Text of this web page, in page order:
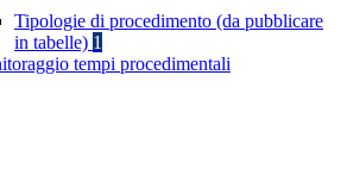
Tipologie di procedimento (da pubblicare
in tabelle) 1
tempi procedimentali